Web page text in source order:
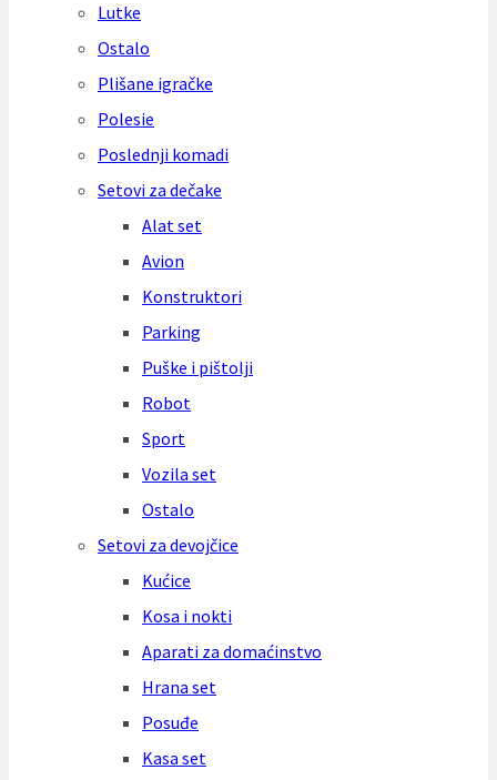
Lutke
Ostalo
Plišane igračke
Polesie
Poslednji komadi
Setovi za dečake
Alat set
Avion
Konstruktori
Parking
Puške i pištolji
Robot
Sport
Vozila set
Ostalo
Setovi za devojčice
Kućice
Kosa i nokti
Aparati za domaćinstvo
Hrana set
Posuđe
Kasa set